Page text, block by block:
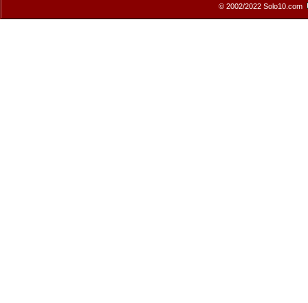
© 2002/2022 Solo10.com